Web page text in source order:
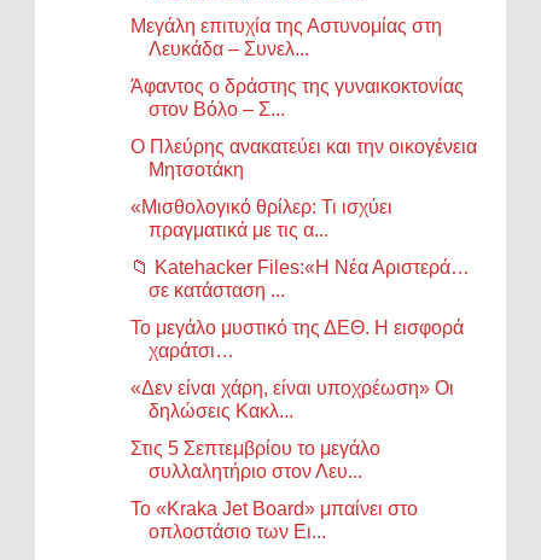
Μεγάλη επιτυχία της Αστυνομίας στη
Λευκάδα – Συνελ...
Άφαντος ο δράστης της γυναικοκτονίας
στον Βόλο – Σ...
Ο Πλεύρης ανακατεύει και την οικογένεια
Μητσοτάκη
«Μισθολογικό θρίλερ: Τι ισχύει
πραγματικά με τις α...
📁 Katehacker Files:«Η Νέα Αριστερά…
σε κατάσταση ...
Το μεγάλο μυστικό της ΔΕΘ. Η εισφορά
χαράτσι…
«Δεν είναι χάρη, είναι υποχρέωση» Οι
δηλώσεις Κακλ...
Στις 5 Σεπτεμβρίου το μεγάλο
συλλαλητήριο στον Λευ...
Το «Kraka Jet Board» μπαίνει στο
οπλοστάσιο των Ει...